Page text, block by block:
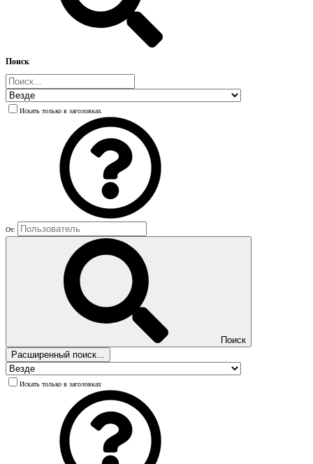
Поиск
Искать только в заголовках
От:
Поиск
Расширенный поиск...
Искать только в заголовках